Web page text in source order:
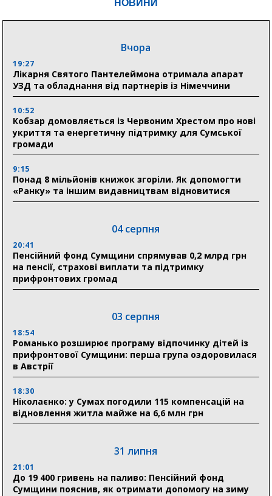
НОВИНИ
Вчора
19:27
Лікарня Святого Пантелеймона отримала апарат
УЗД та обладнання від партнерів із Німеччини
10:52
Кобзар домовляється із Червоним Хрестом про нові
укриття та енергетичну підтримку для Сумської
громади
9:15
Понад 8 мільйонів книжок згоріли. Як допомогти
«Ранку» та іншим видавництвам відновитися
04 серпня
20:41
Пенсійний фонд Сумщини спрямував 0,2 млрд грн
на пенсії, страхові виплати та підтримку
прифронтових громад
03 серпня
18:54
Романько розширює програму відпочинку дітей із
прифронтової Сумщини: перша група оздоровилася
в Австрії
18:30
Ніколаєнко: у Сумах погодили 115 компенсацій на
відновлення житла майже на 6,6 млн грн
31 липня
21:01
До 19 400 гривень на паливо: Пенсійний фонд
Сумщини пояснив, як отримати допомогу на зиму